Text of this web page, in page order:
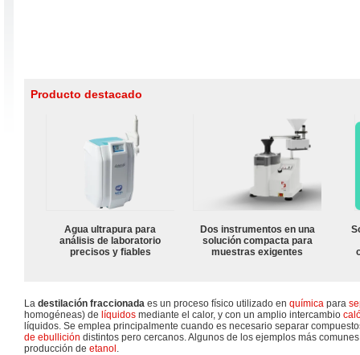
Producto destacado
Agua ultrapura para
análisis de laboratorio
precisos y fiables
Dos instrumentos en una
solución compacta para
muestras exigentes
La destilación fraccionada es un proceso físico utilizado en química para
homogéneas) de líquidos mediante el calor, y con un amplio intercambio
líquidos. Se emplea principalmente cuando es necesario separar
de ebullición distintos pero cercanos. Algunos de los ejemplos más
producción de etanol .